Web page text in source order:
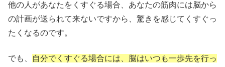
他の人があなたをくすぐる場合、あなたの筋肉には脳から
の計画が送られて来ないですから、驚きを感じてくすぐっ
たくなるのです。
でも、
自分でくすぐる場合には、脳はいつも一歩先を行っ